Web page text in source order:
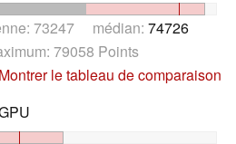
73247 médian: 74726
79058 Points
Montrer le tableau de comparaison